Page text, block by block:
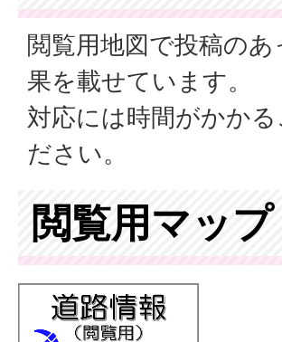
閲覧用地図で投稿の
果を載せています。
対応には時間がかか
ださい。
閲覧用マッ